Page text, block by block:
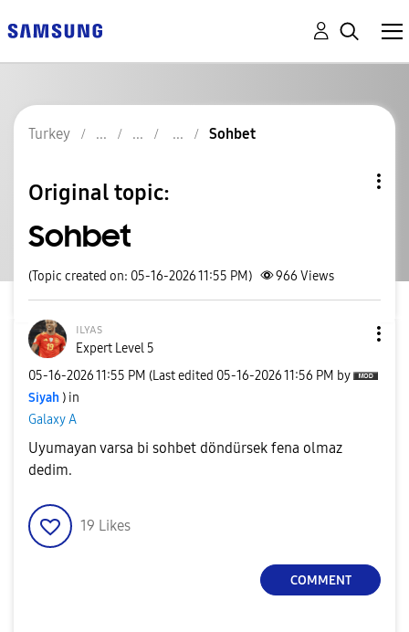
Turkey Sohbet
Original topic:
Sohbet
(Topic created on: 05-16-2026 11:55 PM) 966 Views
ɪʟʏᴀs
Expert Level 5
‎05-16-202611:55 PM (Last edited ‎05-16-202611:56 PM by
Siyah ) in
Galaxy A
Uyumayan varsa bi sohbet döndürsek fena olmaz
dedim.
19 Likes
COMMENT